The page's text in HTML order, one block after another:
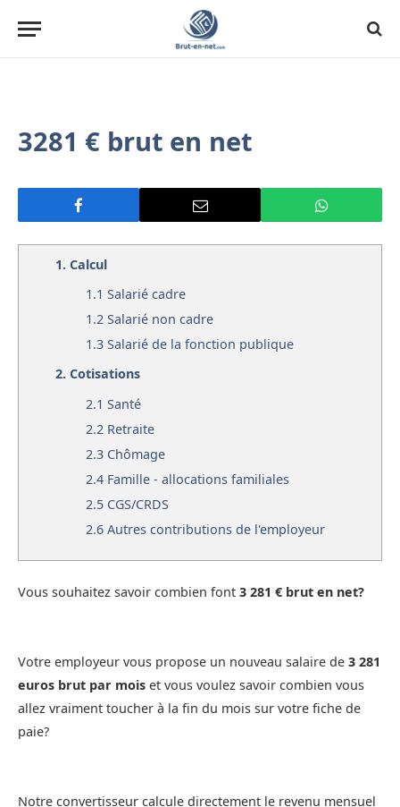
3281 € brut en net
1. Calcul
1.1 Salarié cadre
1.2 Salarié non cadre
1.3 Salarié de la fonction publique
2. Cotisations
2.1 Santé
2.2 Retraite
2.3 Chômage
2.4 Famille - allocations familiales
2.5 CGS/CRDS
2.6 Autres contributions de l'employeur
Vous souhaitez savoir combien font 3 281 € brut en net?
Votre employeur vous propose un nouveau salaire de 3 281
euros brut par mois et vous voulez savoir combien vous
allez vraiment toucher à la fin du mois sur votre fiche de
paie?
Notre convertisseur calcule directement le revenu mensuel